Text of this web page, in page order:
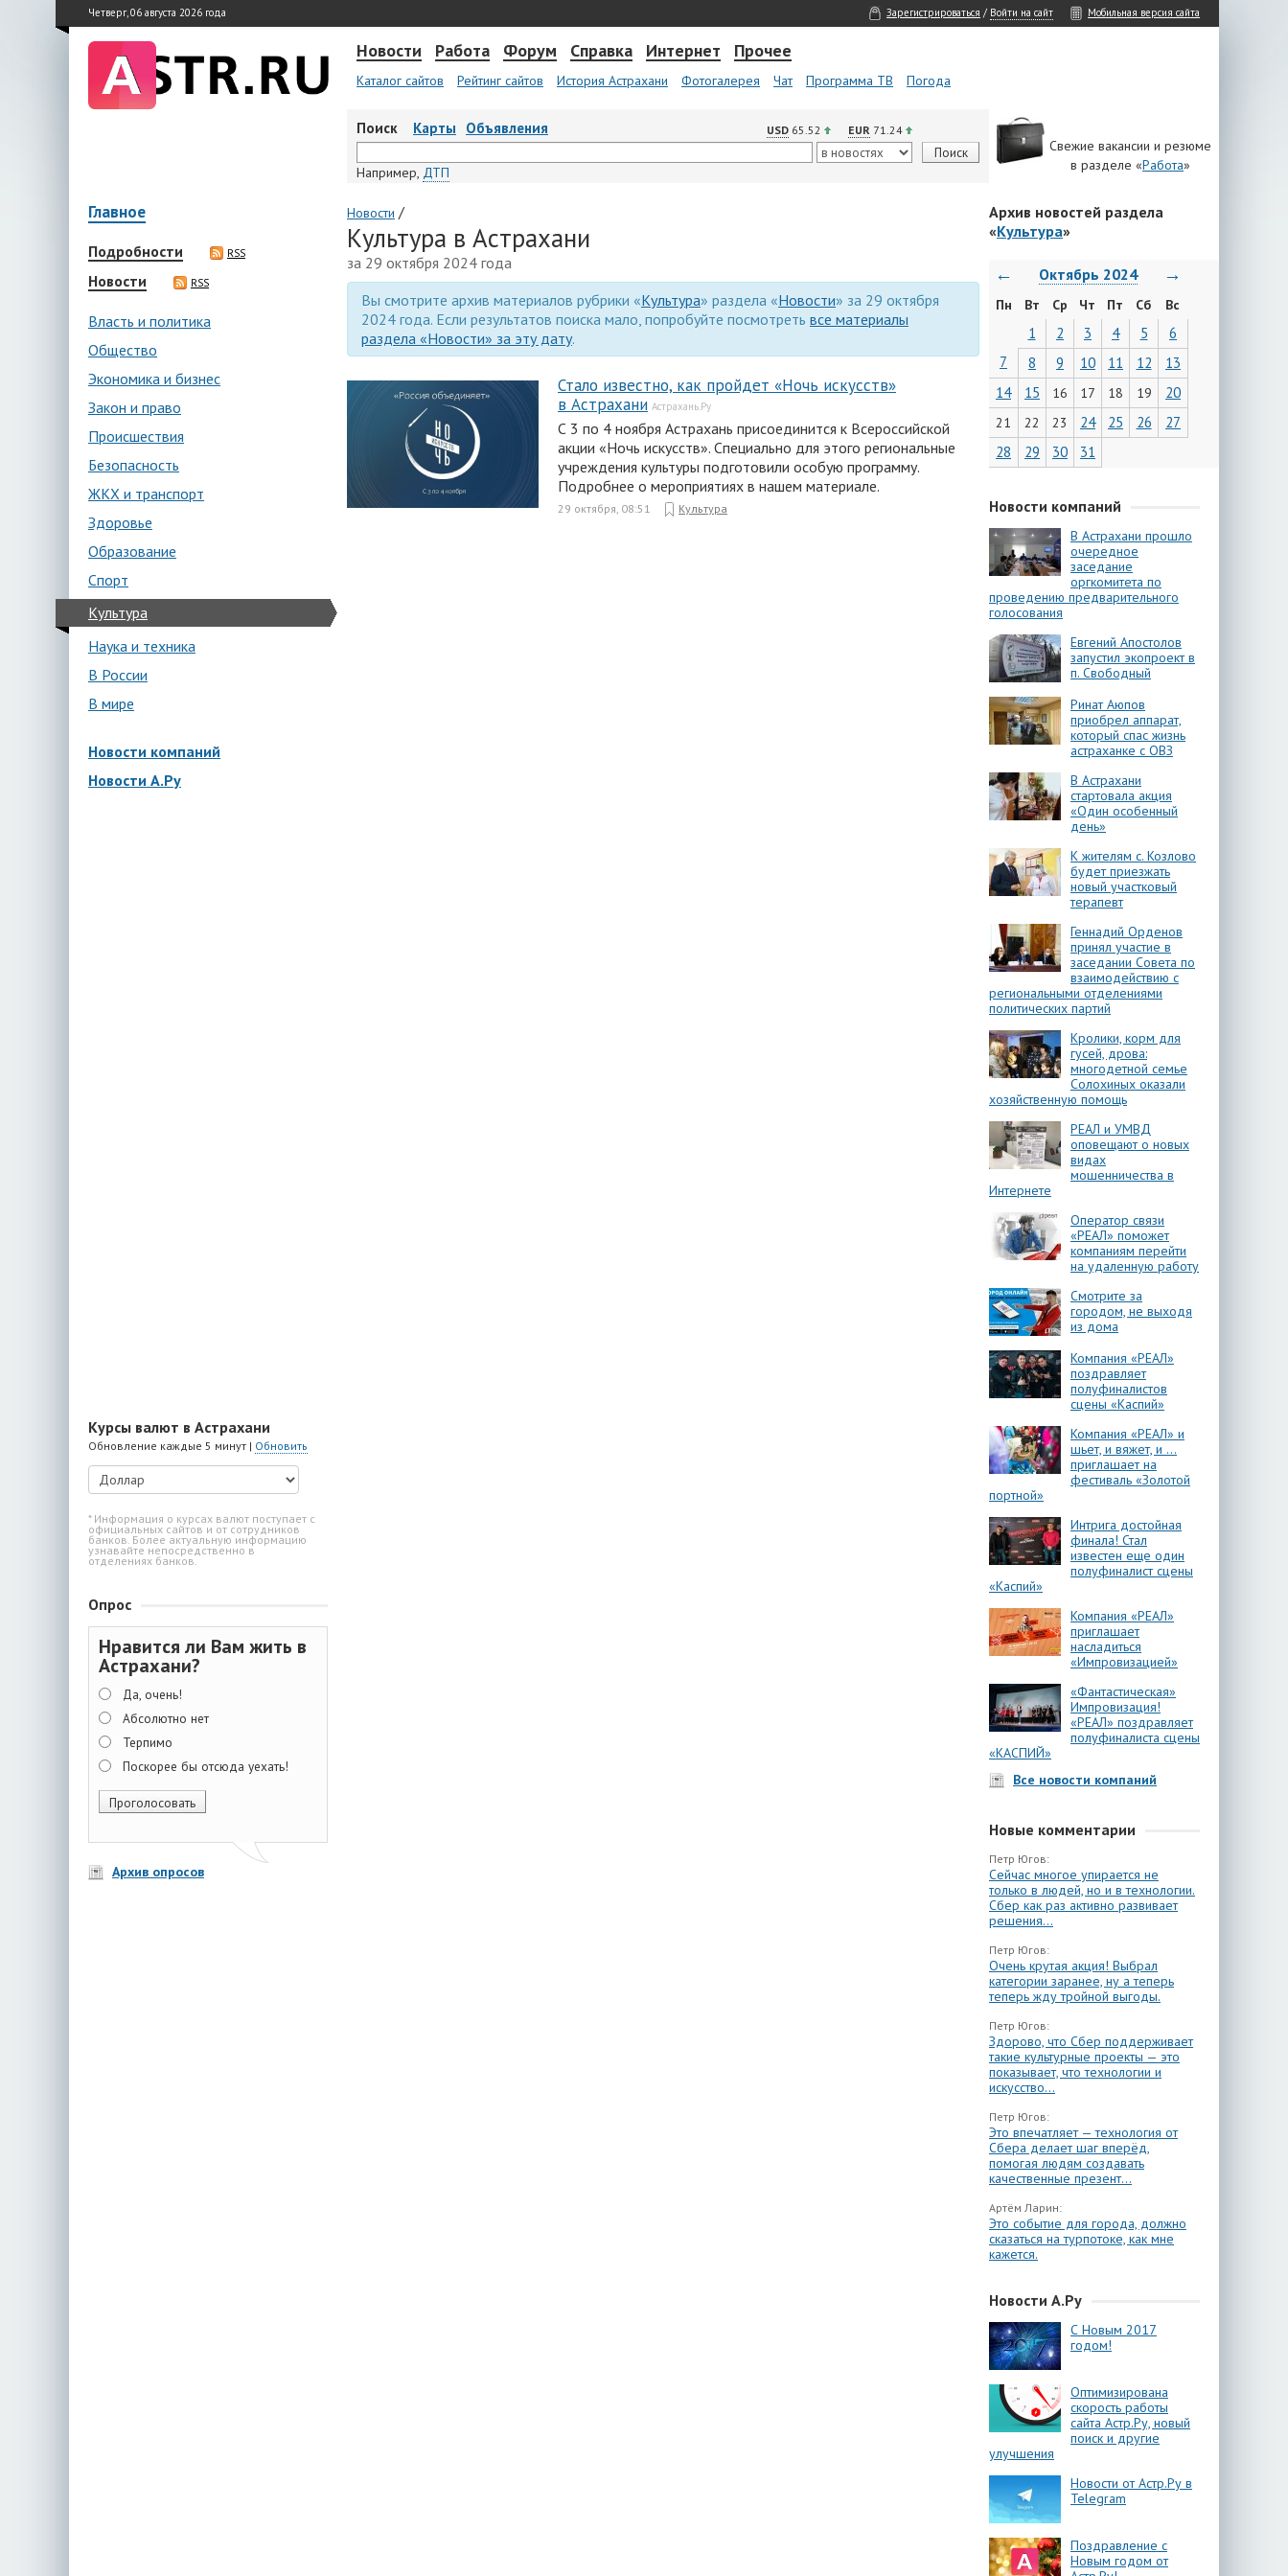
Четверг, 06 августа 2026 года Зарегистрироваться / Войти на сайт Мобильная версия сайта
Новости Работа Форум Справка Интернет Прочее
Каталог сайтов Рейтинг сайтов История Астрахани Фотогалерея Чат Программа ТВ Погода
Поиск Карты Объявления USD 65.52 EUR 71.24
Например, ДТП
Свежие вакансии и резюме
в разделе «Работа»
Главное
Подробности RSS
Новости RSS
Власть и политика
Общество
Экономика и бизнес
Закон и право
Происшествия
Безопасность
ЖКХ и транспорт
Здоровье
Образование
Спорт
Культура
Наука и техника
В России
В мире
Новости компаний
Новости А.Ру
Курсы валют в Астрахани
Обновление каждые 5 минут | Обновить
* Информация о курсах валют поступает с
официальных сайтов и от сотрудников
банков. Более актуальную информацию
узнавайте непосредственно в
отделениях банков.
Опрос
Нравится ли Вам жить в
Астрахани?
Да, очень!
Абсолютно нет
Терпимо
Поскорее бы отсюда уехать!
Архив опросов
Новости /
Культура в Астрахани
за 29 октября 2024 года
Вы смотрите архив материалов рубрики «Культура» раздела «Новости» за 29 октября
2024 года. Если результатов поиска мало, попробуйте посмотреть все материалы
раздела «Новости» за эту дату.
Стало известно, как пройдет «Ночь искусств»
в Астрахани Астрахань.Ру
С 3 по 4 ноября Астрахань присоединится к Всероссийской
акции «Ночь искусств». Специально для этого региональные
учреждения культуры подготовили особую программу.
Подробнее о мероприятиях в нашем материале.
29 октября, 08:51 Культура
Архив новостей раздела
«Культура»
← Октябрь 2024 →
Пн Вт Ср Чт Пт Сб Вс
1 2 3 4 5
6
7
8 9 10 11 12
13
14
15 16 17 18 19 20
21 22 23 24 25 26
27
28
29 30 31
Новости компаний
В Астрахани прошло
очередное
заседание
оргкомитета по
проведению предварительного
голосования
Евгений Апостолов
запустил экопроект в
п. Свободный
Ринат Аюпов
приобрел аппарат,
который спас жизнь
астраханке с ОВЗ
В Астрахани
стартовала акция
«Один особенный
день»
К жителям с. Козлово
будет приезжать
новый участковый
терапевт
Геннадий Орденов
принял участие в
заседании Совета по
взаимодействию с
региональными отделениями
политических партий
Кролики, корм для
гусей, дрова:
многодетной семье
Солохиных оказали
хозяйственную помощь
РЕАЛ и УМВД
оповещают о новых
видах
мошенничества в
Интернете
Оператор связи
«РЕАЛ» поможет
компаниям перейти
на удаленную работу
Смотрите за
городом, не выходя
из дома
Компания «РЕАЛ»
поздравляет
полуфиналистов
сцены «Каспий»
Компания «РЕАЛ» и
шьет, и вяжет, и …
приглашает на
фестиваль «Золотой
портной»
Интрига достойная
финала! Стал
известен еще один
полуфиналист сцены
«Каспий»
Компания «РЕАЛ»
приглашает
насладиться
«Импровизацией»
«Фантастическая»
Импровизация!
«РЕАЛ» поздравляет
полуфиналиста сцены
«КАСПИЙ»
Все новости компаний
Новые комментарии
Петр Югов:
Сейчас многое упирается не
только в людей, но и в технологии.
Сбер как раз активно развивает
решения...
Петр Югов:
Очень крутая акция! Выбрал
категории заранее, ну а теперь
теперь жду тройной выгоды.
Петр Югов:
Здорово, что Сбер поддерживает
такие культурные проекты — это
показывает, что технологии и
искусство...
Петр Югов:
Это впечатляет — технология от
Сбера делает шаг вперёд,
помогая людям создавать
качественные презент...
Артём Ларин:
Это событие для города, должно
сказаться на турпотоке, как мне
кажется.
Новости А.Ру
С Новым 2017
годом!
Оптимизирована
скорость работы
сайта Астр.Ру, новый
поиск и другие
улучшения
Новости от Астр.Ру в
Telegram
Поздравление с
Новым годом от